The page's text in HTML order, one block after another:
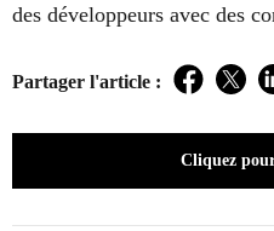
des développeurs avec des
Partager l'article : Facebook
Cliquez